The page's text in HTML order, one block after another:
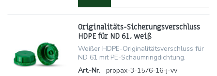
Originalitäts-Sicherungsverschluss
HDPE für ND 61, weiß
Weißer HDPE-Originalitätsverschluss für
ND 61 mit PE-Schaumringdichtung.
Art.-Nr.
propax-3-1576-16-j-vv